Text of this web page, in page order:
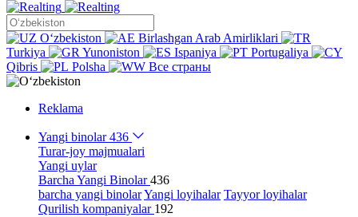
Oʻzbekiston
Birlashgan Arab Amirliklari
Turkiya
Yunoniston Ispaniya
Portugaliya
Qibris
Polsha Все страны
Reklama
Yangi binolar436
Turar-joy majmualari
Yangi uylar
Barcha Yangi Binolar436
barcha yangi binolarYangi loyihalar Tayyor loyihalar
Qurilish kompaniyalar 192